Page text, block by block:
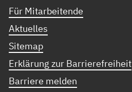
Für Mitarbeitende
Aktuelles
Sitemap
Erklärung zur Barrierefreiheit
Barriere melden